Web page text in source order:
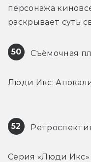
персонажа
раскрывает суть
50 Съёмочная
Люди Икс:
52
Серия «Люди Икс»